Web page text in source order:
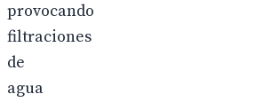
provocando
filtraciones
de
agua